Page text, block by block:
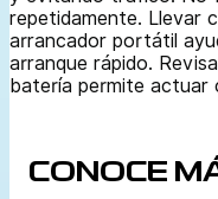
repetidamente. Llevar
arrancador portátil
arranque rápido.
batería permite actuar
CONOCE